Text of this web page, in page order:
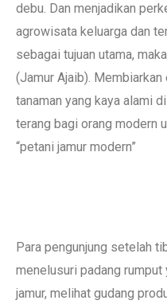
debu. Dan menjadikan
agrowisata keluarga dan
sebagai tujuan utama,
(Jamur Ajaib).
tanaman yang kaya alami
terang bagi orang modern
“petani jamur modern”
Para pengunjung setelah
menelusuri padang rumput
jamur, melihat gudang